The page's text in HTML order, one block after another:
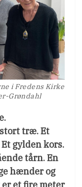
i Fredens Kirke
Grøndahl
stort træ. Et
gylden kors.
tårn. En
hænder og